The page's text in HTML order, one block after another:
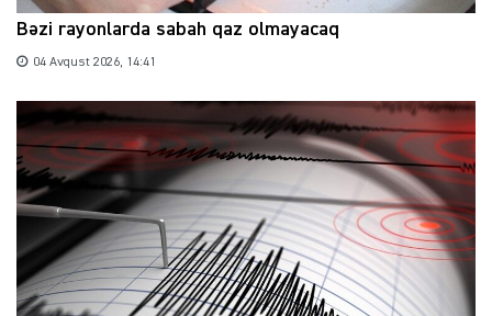
Bəzi rayonlarda sabah qaz olmayacaq
04 Avqust 2026, 14:41